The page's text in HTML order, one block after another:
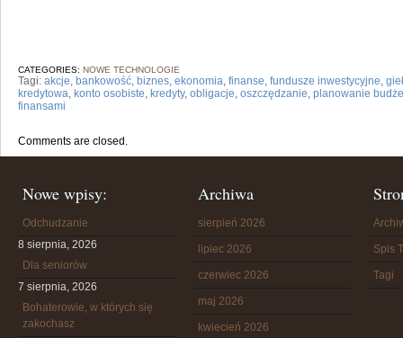
CATEGORIES: NOWE TECHNOLOGIE
Tagi: akcje, bankowość, biznes, ekonomia, finanse, fundusze inwestycyjne,
kredytowa, konto osobiste, kredyty, obligacje, oszczędzanie, planowanie
finansami
Comments are closed.
Nowe wpisy:
Odchudzanie
8 sierpnia, 2026
Dla seniorów
7 sierpnia, 2026
Bohaterowie, w których się
zakochasz
Archiwa
sierpień 2026
lipiec 2026
czerwiec 2026
maj 2026
kwiecień 2026
Spis
Tagi